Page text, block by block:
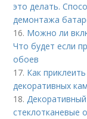
это делать.
демонтажа
16. Можно ли
Что будет если
обоев
17. Как
декоративных
18.
стеклотканевые